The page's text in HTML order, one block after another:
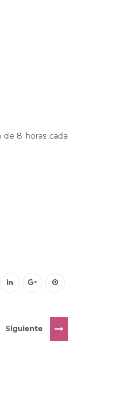
8 horas cada
Siguiente